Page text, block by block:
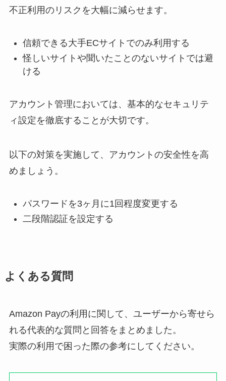
不正利用のリスクを大幅に減らせます。
信頼できる大手ECサイトでのみ利用する
怪しいサイトや聞いたことのないサイトでは避
ける
アカウント管理においては、基本的なセキュリテ
ィ設定を徹底することが大切です。
以下の対策を実施して、アカウントの安全性を高
めましょう。
パスワードを3ヶ月に1回程度変更する
二段階認証を設定する
よくある質問
Amazon Payの利用に関して、ユーザーから寄せら
れる代表的な質問と回答をまとめました。
実際の利用で困った際の参考にしてください。